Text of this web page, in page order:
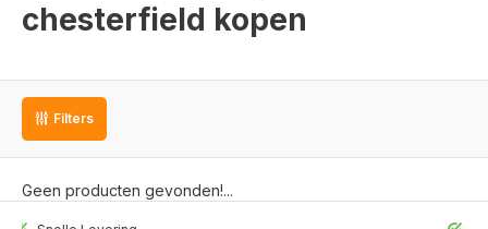
chesterfield kopen
Filters
Geen producten gevonden!...